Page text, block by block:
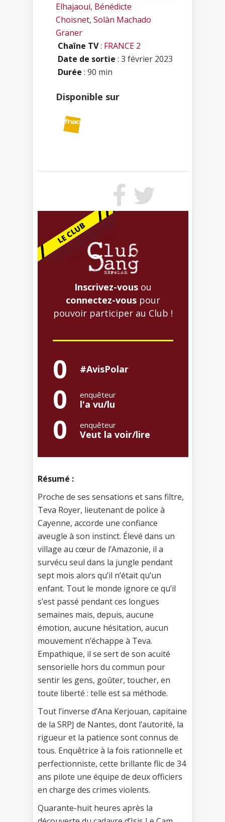
Elhajaoui, Bénédicte
Choisnet, Solàn Machado
Graner
Chaîne TV: FRANCE 2
Date de sortie : 3 février 2023
Durée : 90 min
Disponible sur
Inscrivez-vous ou
connectez-vous pour
pouvoir participer au Club !
0 #AvisPolar
0 enquêteur
l'a vu/lu
0 enquêteur
Veut la voir/lire
Résumé :
Proche de ses sensations et sans filtre,
Teva Royer, lieutenant de police à
Cayenne, accorde une confiance
aveugle à son instinct. Élevé dans un
village au cœur de l’Amazonie, il a
survécu seul dans la jungle pendant
sept mois alors qu’il n’était qu’un
enfant. Tout le monde ignore ce qu’il
s’est passé pendant ces longues
semaines mais, depuis, aucune
émotion, aucune hésitation, aucun
mouvement n’échappe à Teva.
Empathique, il se sert de son acuité
sensorielle hors du commun pour
sentir les gens, goûter, toucher, en
toute liberté : telle est sa méthode.
Tout l’inverse d’Ana Kerjouan, capitaine
de la SRPJ de Nantes, dont l’autorité, la
rigueur et la patience sont connus de
tous. Enquêtrice à la fois rationnelle et
perfectionniste, cette brillante flic de 34
ans pilote une équipe de deux officiers
en charge des crimes violents.
Quarante-huit heures après la